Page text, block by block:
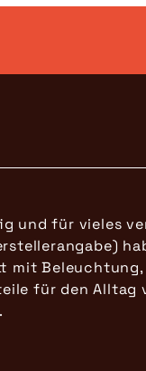
und für vieles
mit
für den Alltag